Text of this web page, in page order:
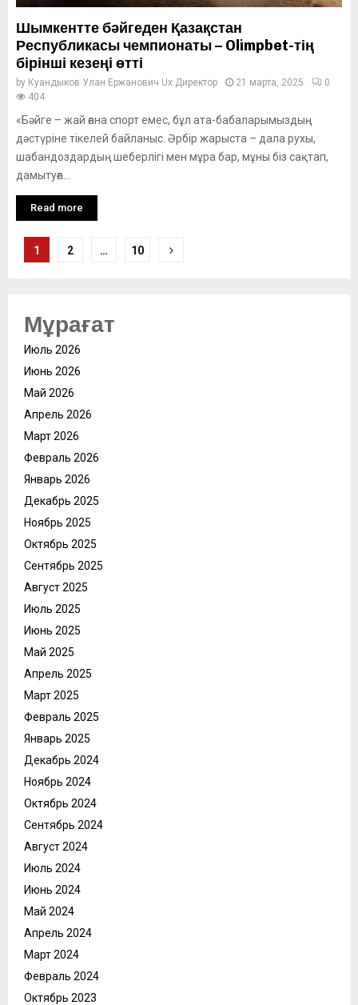
Шымкентте бәйгеден Қазақстан
Республикасы чемпионаты – Olimpbet-тің
бірінші кезеңі өтті
by Куандыков Улан Ержанович Ux Директор 21 марта, 2025
0
404
«Бәйге – жай ғана спорт емес, бұл ата-бабаларымыздың
дәстүріне тікелей байланыс. Әрбір жарыста – дала рухы,
шабандоздардың шеберлігі мен мұра бар, мұны біз сақтап,
дамытуға...
Read more
Posts
1 2 … 10
Мұрағат
Июль 2026
Июнь 2026
Май 2026
Апрель 2026
Март 2026
Февраль 2026
Январь 2026
Декабрь 2025
Ноябрь 2025
Октябрь 2025
Сентябрь 2025
Август 2025
Июль 2025
Июнь 2025
Май 2025
Апрель 2025
Март 2025
Февраль 2025
Январь 2025
Декабрь 2024
Ноябрь 2024
Октябрь 2024
Сентябрь 2024
Август 2024
Июль 2024
Июнь 2024
Май 2024
Апрель 2024
Март 2024
Февраль 2024
Октябрь 2023